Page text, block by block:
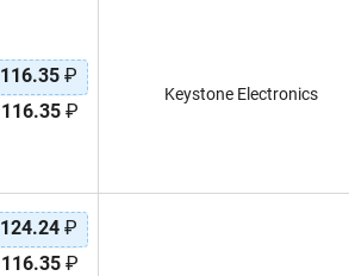
116.35 ₽
116.35 ₽
Keystone Electronics
124.24 ₽
116.35 ₽